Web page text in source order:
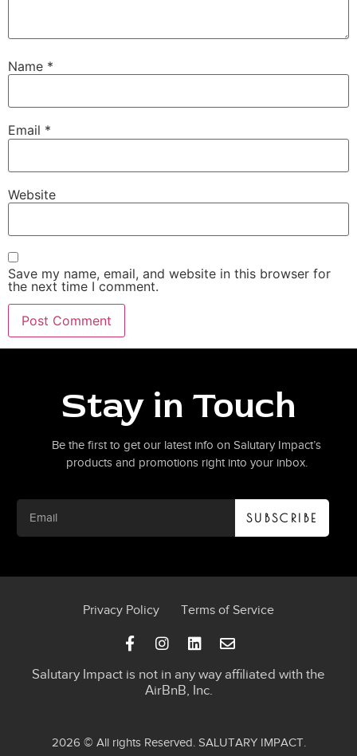
Name *
Email *
Website
Save my name, email, and website in this browser for
the next time I comment.
Stay in Touch
Be the first to get our latest info on Salutary Impact’s
products and promotions right into your inbox.
SUBSCRIBE
Privacy Policy Terms of Service
Salutary Impact is not in any way affiliated with the
AirBnB, Inc.
2026 © All rights Reserved. SALUTARY IMPACT